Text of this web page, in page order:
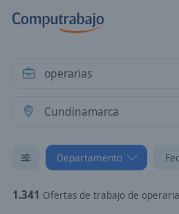
Departamento
1.341 Ofertas de trabajo de operarias en